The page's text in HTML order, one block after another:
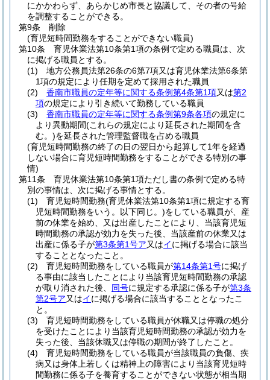
にかかわらず、あらかじめ市長と協議して、その者の号給
を調整することができる。
第9条
削除
(育児短時間勤務をすることができない職員)
第10条
育児休業法第10条第1項の条例で定める職員は、次
に掲げる職員とする。
(1)
地方公務員法第26条の6第7項又は育児休業法第6条第
1項の規定により任期を定めて採用された職員
(2)
香南市職員の定年等に関する条例第4条第1項又は第2
項の規定により引き続いて勤務している職員
(3)
香南市職員の定年等に関する条例第9条各項の規定に
より異動期間(これらの規定により延長された期間を含
む。)を延長された管理監督職を占める職員
(育児短時間勤務の終了の日の翌日から起算して1年を経過
しない場合に育児短時間勤務をすることができる特別の事
情)
第11条
育児休業法第10条第1項ただし書の条例で定める特
別の事情は、次に掲げる事情とする。
(1)
育児短時間勤務(育児休業法第10条第1項に規定する育
児短時間勤務をいう。以下同じ。)をしている職員が、産
前の休業を始め、又は出産したことにより、当該育児短
時間勤務の承認が効力を失った後、当該産前の休業又は
出産に係る子が第3条第1号ア又はイに掲げる場合に該当
することとなったこと。
(2)
育児短時間勤務をしている職員が第14条第1号に掲げ
る事由に該当したことにより当該育児短時間勤務の承認
が取り消された後、 同号に規定する承認に係る子が第3条
第2号ア又はイに掲げる場合に該当することとなったこ
と。
(3)
育児短時間勤務をしている職員が休職又は停職の処分
を受けたことにより当該育児短時間勤務の承認が効力を
失った後、当該休職又は停職の期間が終了したこと。
(4)
育児短時間勤務をしている職員が当該職員の負傷、疾
病又は身体上若しくは精神上の障害により当該育児短時
間勤務に係る子を養育することができない状態が相当期